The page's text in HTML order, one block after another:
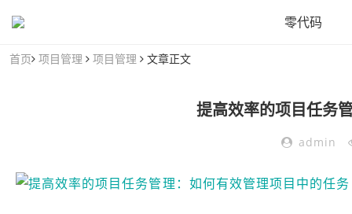
零代码
首页 项目管理 项目管理 文章正文
提高效率的项目任务
admin